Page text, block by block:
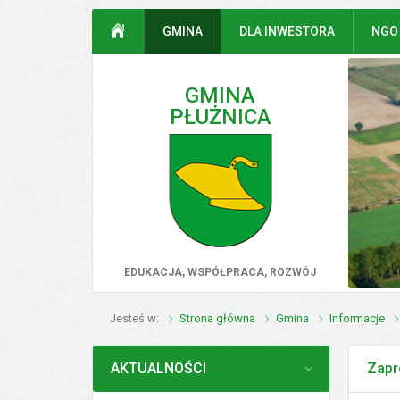
Przejdź do głównego
menu
Przejdź do treści
Przejdź do wyszukiwarki
Przejdź do mapy serwisu
STRONA GŁÓWNA
GMINA DLA INWESTORA NGO
GMINA
PŁUŻNICA
EDUKACJA, WSPÓŁPRACA, ROZWÓJ
Jesteś w Strona główna Gmina Informacje
MENU
AKTUALNOŚCI